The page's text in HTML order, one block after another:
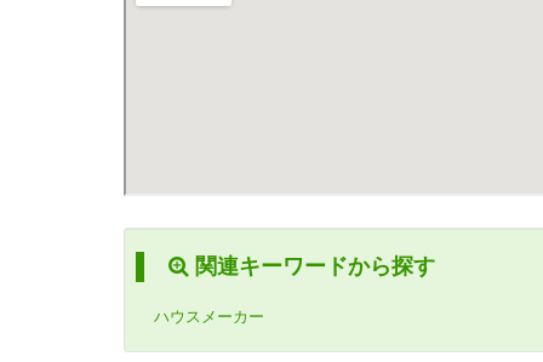
関連キーワードから探す
ハウスメーカー